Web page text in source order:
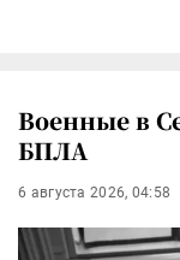
Военные в
БПЛА
6 августа 2026, 04:58